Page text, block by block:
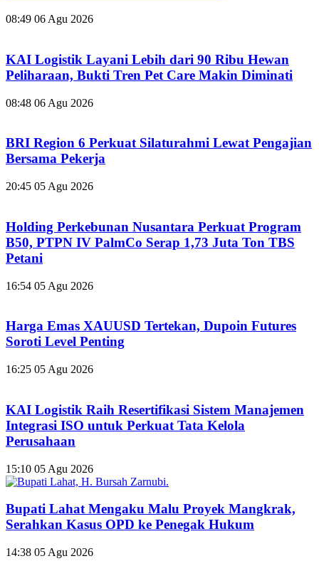
08:49 06 Agu 2026
KAI Logistik Layani Lebih dari 90 Ribu Hewan
Peliharaan, Bukti Tren Pet Care Makin Diminati
08:48 06 Agu 2026
BRI Region 6 Perkuat Silaturahmi Lewat Pengajian
Bersama Pekerja
20:45 05 Agu 2026
Holding Perkebunan Nusantara Perkuat Program
B50, PTPN IV PalmCo Serap 1,73 Juta Ton TBS
Petani
16:54 05 Agu 2026
Harga Emas XAUUSD Tertekan, Dupoin Futures
Soroti Level Penting
16:25 05 Agu 2026
KAI Logistik Raih Resertifikasi Sistem Manajemen
Integrasi ISO untuk Perkuat Tata Kelola
Perusahaan
15:10 05 Agu 2026
Bupati Lahat Mengaku Malu Proyek Mangkrak,
Serahkan Kasus OPD ke Penegak Hukum
14:38 05 Agu 2026